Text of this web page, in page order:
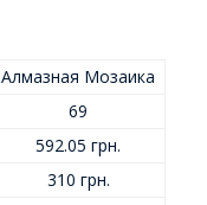
Алмазная Мозаика
69
592.05 грн.
310 грн.